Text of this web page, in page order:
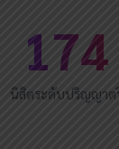
174
นิสิตระดับปริญญาต